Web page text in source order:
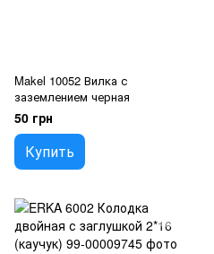
Makel 10052 Вилка с
заземлением черная
50 грн
Купить